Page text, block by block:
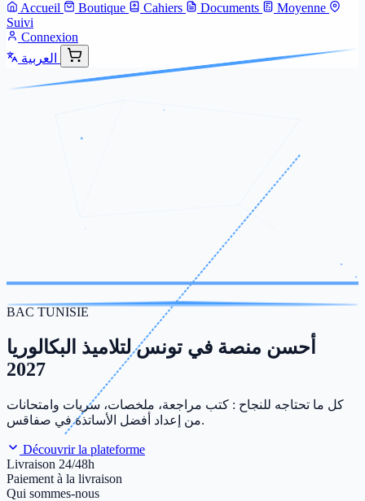
Accueil Boutique Cahiers Documents
Moyenne
Suivi
Connexion
العربية
BAC TUNISIE
أحسن منصة في تونس لتلاميذ البكالوريا
2027
كل ما تحتاجه للنجاح : كتب مراجعة، ملخصات، سريات وامتحانات
من إعداد أفضل الأساتذة في صفاقس.
Découvrir la plateforme
Livraison 24/48h
Paiement à la livraison
Qui sommes-nous